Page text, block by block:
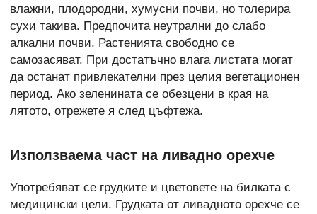
влажни, плодородни, хумусни почви, но толерира
сухи такива. Предпочита неутрални до слабо
алкални почви. Растенията свободно се
самозасяват. При достатъчно влага листата могат
да останат привлекателни през целия вегетационен
период. Ако зеленината се обезцени в края на
лятото, отрежете я след цъфтежа.
Използваема част на ливадно орехче
Употребяват се грудките и цветовете на билката с
медицински цели. Грудката от ливадното орехче се